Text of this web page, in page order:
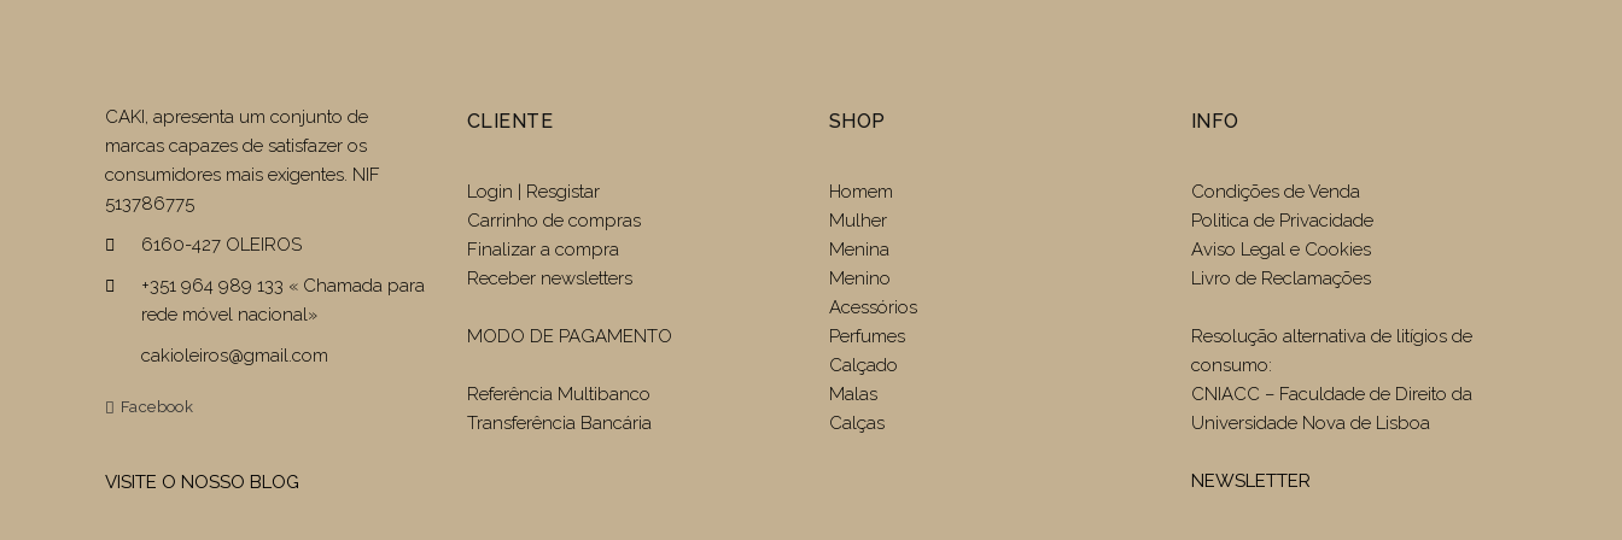
CAKI, apresenta um conjunto de
marcas capazes de satisfazer os
consumidores mais exigentes. NIF
513786775
6160-427 OLEIROS
+351 964 989 133 « Chamada para
rede móvel nacional»
cakioleiros@gmail.com
Facebook
VISITE O NOSSO BLOG
CLIENTE
Login | Resgistar
Carrinho de compras
Finalizar a compra
Receber newsletters
MODO DE PAGAMENTO
Referência Multibanco
Transferência Bancária
SHOP
Homem
Mulher
Menina
Menino
Acessórios
Perfumes
Calçado
Malas
Calças
INFO
Condições de Venda
Politica de Privacidade
Aviso Legal e Cookies
Livro de Reclamações
Resolução alternativa de litígios de
consumo:
CNIACC – Faculdade de Direito da
Universidade Nova de Lisboa
NEWSLETTER